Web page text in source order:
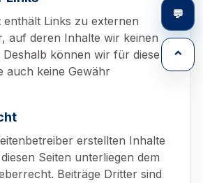
Links zu externen
auf deren Inhalte wir keinen
Deshalb können wir für diese
auch keine Gewähr
erstellten Inhalte
Seiten unterliegen dem
Beiträge Dritter sind
💬
⌃